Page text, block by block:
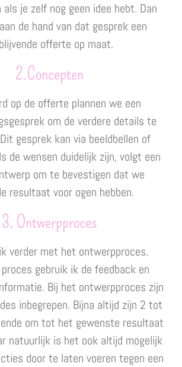
je zelf nog geen idee hebt. Dan
de hand van dat gesprek een
offerte op maat.
2.Concepten
op de offerte plannen we een
om de verdere details te
gesprek kan via beeldbellen of
de wensen duidelijk zijn, volgt een
om te bevestigen dat we
resultaat voor ogen hebben.
3. Ontwerpproces
verder met het ontwerpproces.
gebruik ik de feedback en
Bij het ontwerpproces zijn
inbegrepen. Bijna altijd zijn 2 tot
om tot het gewenste resultaat
natuurlijk is het ook altijd mogelijk
door te laten voeren tegen een